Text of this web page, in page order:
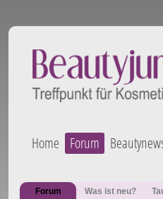
Home Forum
Forum Was ist neu?